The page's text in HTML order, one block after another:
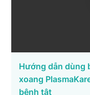
Hướng dẫn dùng
xoang
bệnh tật